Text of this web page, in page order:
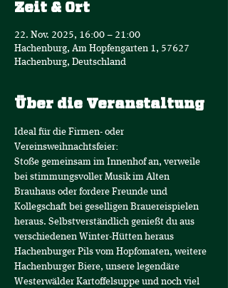
Zeit & Ort
22. Nov. 2025, 16:00 – 21:00
Hachenburg, Am Hopfengarten 1, 57627
Hachenburg, Deutschland
Über die Veranstaltung
Ideal für die Firmen- oder
Vereinsweihnachtsfeier:
Stoße gemeinsam im Innenhof an, verweile
bei stimmungsvoller Musik im Alten
Brauhaus oder fordere Freunde und
Kollegschaft bei geselligen Brauereispielen
heraus. Selbstverständlich genießt du aus
verschiedenen Winter-Hütten heraus
Hachenburger Pils vom Hopfomaten, weitere
Hachenburger Biere, unsere legendäre
Westerwälder Kartoffelsuppe und noch viel